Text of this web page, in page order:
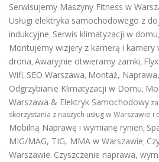
Serwisujemy Maszyny Fitness w
Usługi elektryka samochodowego z
indukcyjne, Serwis klimatyzacji w domu,
Montujemy wizjery z kamerą i kamery
drona, Awaryjnie otwieramy zamki,
Wifi, SEO Warszawa, Montaż,
Odgrzybianie Klimatyzacji w Domu,
Warszawa & Elektryk Samochodowy
skorzystania z naszych usług w Warszawie
Mobilną Naprawę i wymianę rynien,
MIG/MAG, TIG, MMA w Warszawie,
Warszawie. Czyszczenie naprawa,